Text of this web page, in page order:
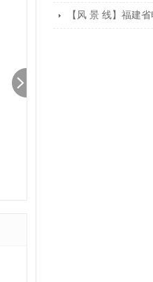
【风 景 线】福建